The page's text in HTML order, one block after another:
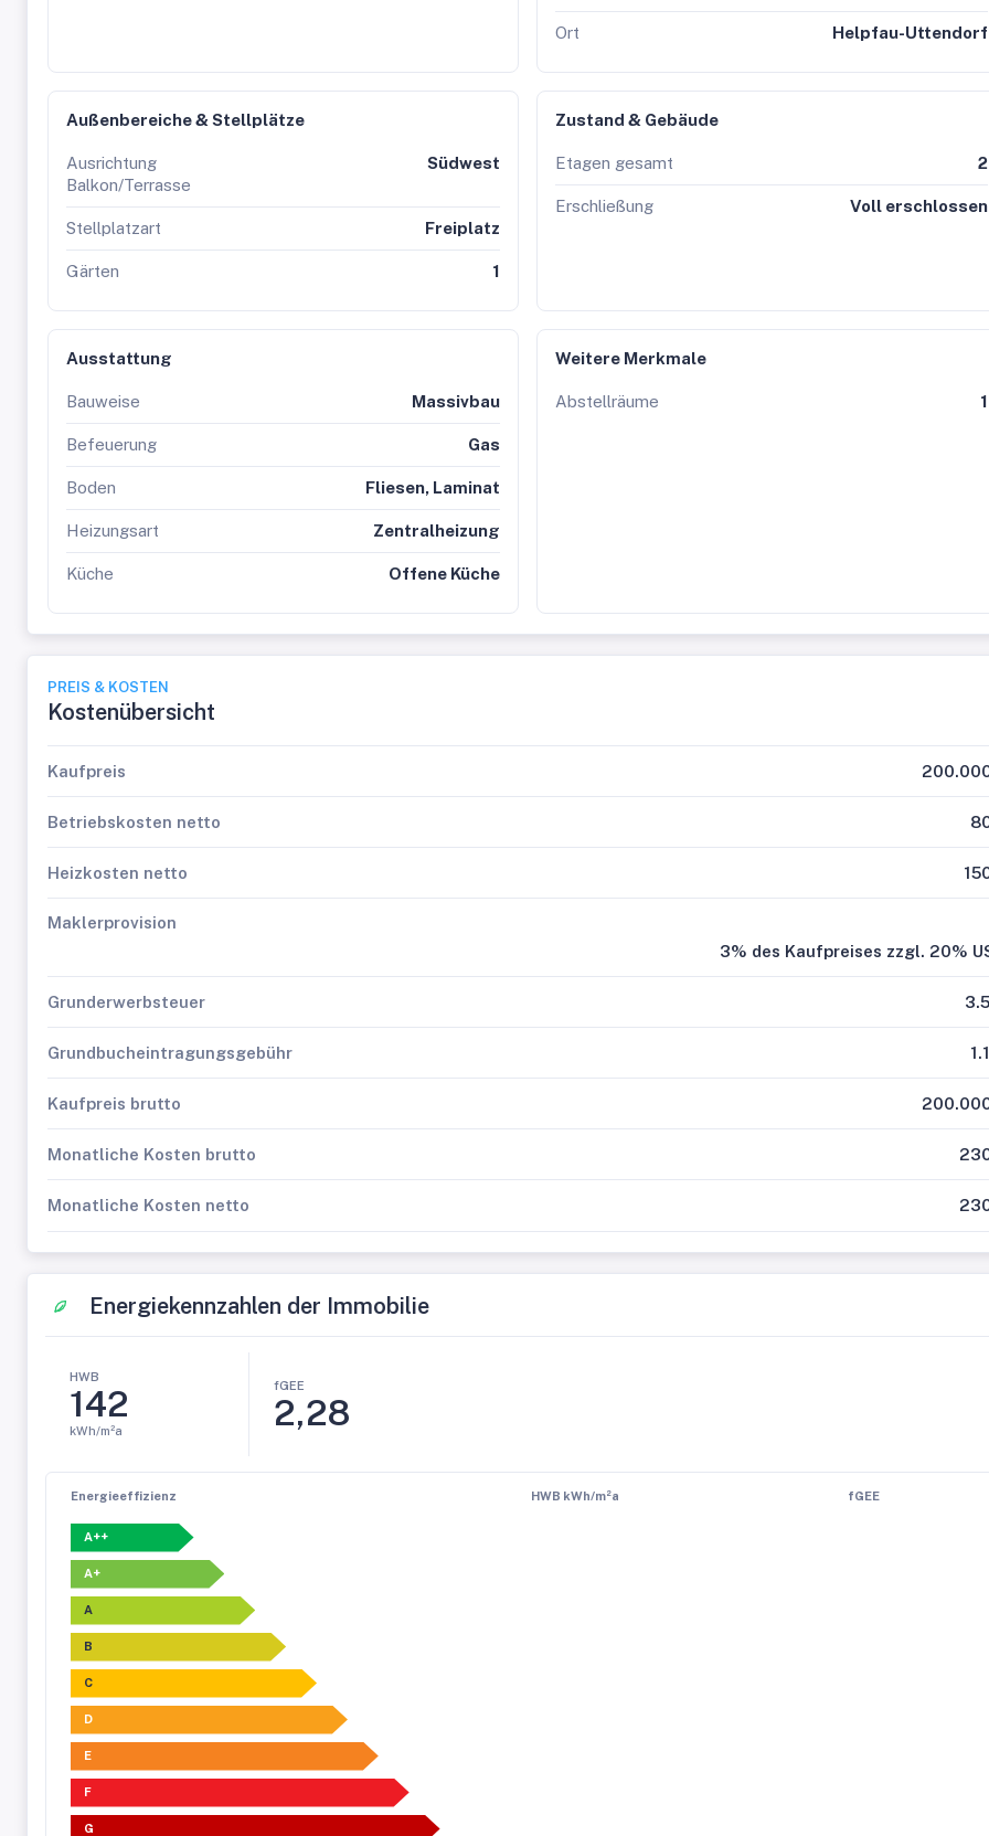
Ort Helpfau-Uttendorf
Außenbereiche & Stellplätze
Ausrichtung
Balkon/Terrasse
Südwest
Stellplatzart Freiplatz
Gärten 1
Zustand & Gebäude
Etagen gesamt 2
Erschließung Voll erschlossen
Ausstattung
Bauweise Massivbau
Befeuerung Gas
Boden Fliesen, Laminat
Heizungsart Zentralheizung
Küche Offene Küche
Weitere Merkmale
Abstellräume 1
PREIS & KOSTEN
Kostenübersicht
Kaufpreis
Betriebskosten netto
Heizkosten netto
Maklerprovision
3% des Kaufpreises zzgl. 20%
Grunderwerbsteuer
Grundbucheintragungsgebühr
Kaufpreis brutto
Monatliche Kosten brutto
Monatliche Kosten netto
Energiekennzahlen der Immobilie
HWB
142
kWh/m²a
fGEE
2,28
Energieeffizienz HWB kWh/m²a fGEE
A++
A+
A
B
C
D
E
F
G